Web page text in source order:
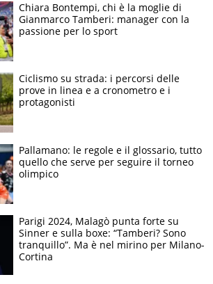
Chiara Bontempi, chi è la moglie di
Gianmarco Tamberi: manager con la
passione per lo sport
Ciclismo su strada: i percorsi delle
prove in linea e a cronometro e i
protagonisti
Pallamano: le regole e il glossario, tutto
quello che serve per seguire il torneo
olimpico
Parigi 2024, Malagò punta forte su
Sinner e sulla boxe: “Tamberi? Sono
tranquillo”. Ma è nel mirino per Milano-
Cortina